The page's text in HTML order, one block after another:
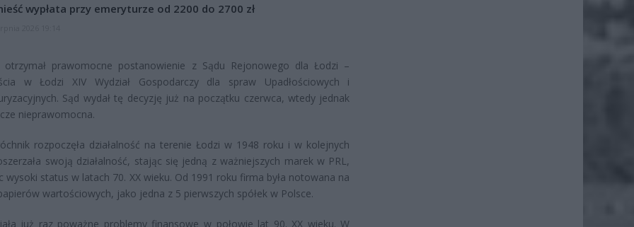
wypłata przy emeryturze od 2200 do 2700 zł
otrzymał prawomocne postanowienie z Sądu Rejonowego dla Łodzi –
w Łodzi XIV Wydział Gospodarczy dla spraw Upadłościowych i
Sąd wydał tę decyzję już na początku czerwca, wtedy jednak
nieprawomocna.
rozpoczęła działalność na terenie Łodzi w 1948 roku i w kolejnych
swoją działalność, stając się jedną z ważniejszych marek w PRL,
wysoki status w latach 70. XX wieku. Od 1991 roku firma była notowana na
wartościowych, jako jedna z 5 pierwszych spółek w Polsce.
już raz poważne problemy finansowe w połowie lat 90. XX wieku. W